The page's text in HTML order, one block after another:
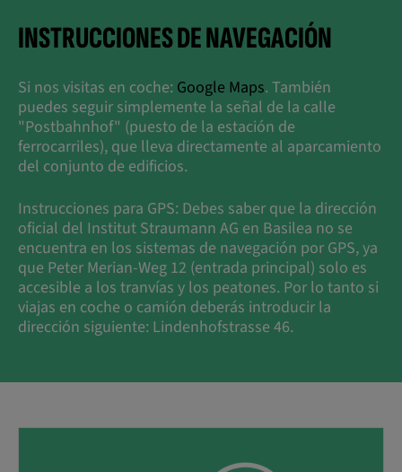
INSTRUCCIONES DE NAVEGACIÓN
Si nos visitas en coche: Google Maps. También
puedes seguir simplemente la señal de la calle
"Postbahnhof" (puesto de la estación de
ferrocarriles), que lleva directamente al aparcamiento
del conjunto de edificios.
Instrucciones para GPS: Debes saber que la dirección
oficial del Institut Straumann AG en Basilea no se
encuentra en los sistemas de navegación por GPS, ya
que Peter Merian-Weg 12 (entrada principal) solo es
accesible a los tranvías y los peatones. Por lo tanto si
viajas en coche o camión deberás introducir la
dirección siguiente: Lindenhofstrasse 46.